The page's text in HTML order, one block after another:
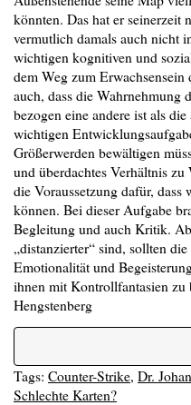
könnten. Das hat er seinerzeit
vermutlich damals auch nicht
wichtigen kognitiven und
dem Weg zum
auch, dass die Wahrnehmung
bezogen eine andere ist als
wichtigen
Größerwerden bewältigen
und überdachtes Verhältnis
die Voraussetzung dafür,
können. Bei dieser Aufgabe
Begleitung und auch Kritik.
„distanzierter“ sind, sollten
Emotionalität und
ihnen mit Kontrollfantasien
Hengstenberg
Tags: Counter-Strike, Dr.
Schlechte Karten?